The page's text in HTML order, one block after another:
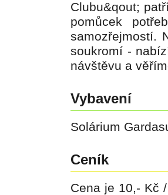
Clubu&qout;
pomůcek
samozřejmostí.
soukromí -
návštěvu a
Vybavení
Solárium
Ceník
Cena je 10,- Kč